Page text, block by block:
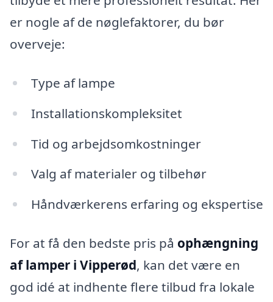
er nogle af de nøglefaktorer, du bør
overveje:
Type af lampe
Installationskompleksitet
Tid og arbejdsomkostninger
Valg af materialer og tilbehør
Håndværkerens erfaring og ekspertise
For at få den bedste pris på ophængning
af lamper i Vipperød, kan det være en
god idé at indhente flere tilbud fra lokale